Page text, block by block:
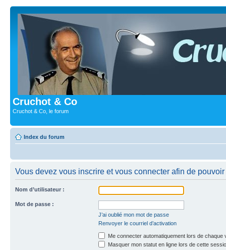
Cruchot & Co
Cruchot & Co, le forum
Index du forum
Vous devez vous inscrire et vous connecter afin de
Nom d’utilisateur :
Mot de passe :
J’ai oublié mon mot de passe
Renvoyer le courriel d’activation
Me connecter automatiquement lors de chaque
Masquer mon statut en ligne lors de cette